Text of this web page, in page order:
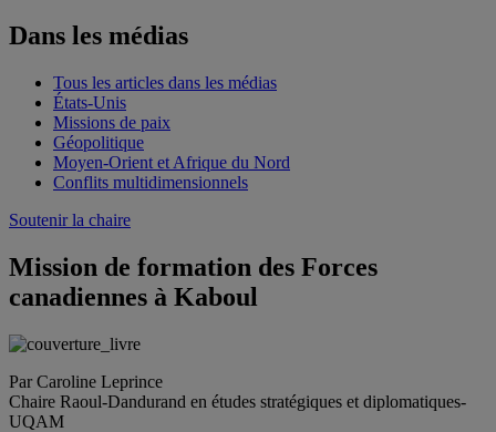
Dans les médias
Tous les articles dans les médias
États-Unis
Missions de paix
Géopolitique
Moyen-Orient et Afrique du Nord
Conflits multidimensionnels
Soutenir la chaire
Mission de formation des Forces
canadiennes à Kaboul
Par Caroline Leprince
Chaire Raoul-Dandurand en études stratégiques et diplomatiques-
UQAM